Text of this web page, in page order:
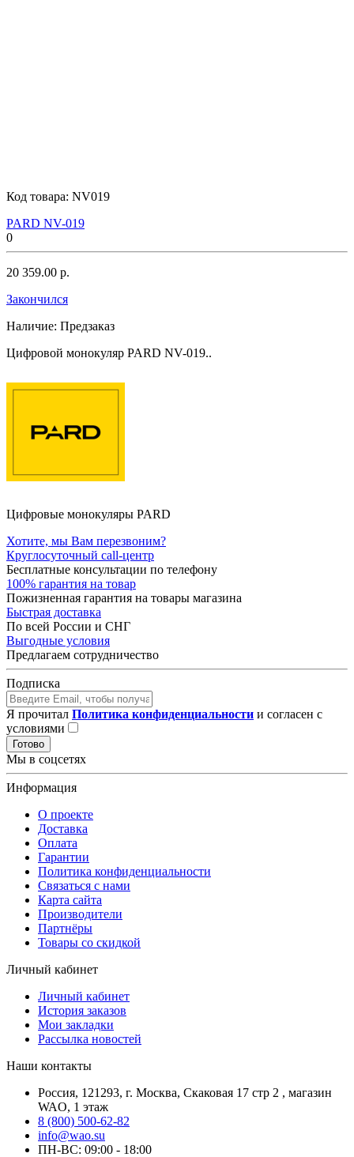
Код товара: NV019
PARD NV-019
0
20 359.00 р.
Закончился
Наличие: Предзаказ
Цифровой монокуляр PARD NV-019..
Цифровые монокуляры PARD
Хотите, мы Вам перезвоним?
Круглосуточный call-центр
Бесплатные консультации по телефону
100% гарантия на товар
Пожизненная гарантия на товары магазина
Быстрая доставка
По всей России и СНГ
Выгодные условия
Предлагаем сотрудничество
Подписка
Я прочитал Политика конфиденциальности и согласен с
условиями
Готово
Мы в соцсетях
Информация
О проекте
Доставка
Оплата
Гарантии
Политика конфиденциальности
Связаться с нами
Карта сайта
Производители
Партнёры
Товары со скидкой
Личный кабинет
Личный кабинет
История заказов
Мои закладки
Рассылка новостей
Наши контакты
Россия, 121293, г. Москва, Скаковая 17 стр 2 , магазин
WAO, 1 этаж
8 (800) 500-62-82
info@wao.su
ПН-ВС: 09:00 - 18:00